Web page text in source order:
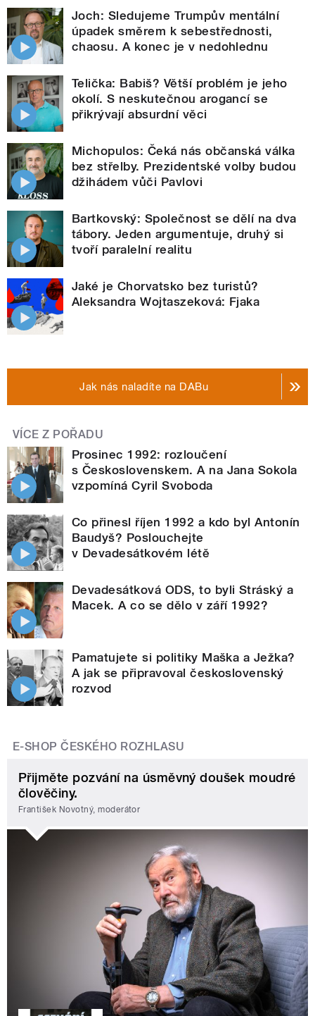
Joch: Sledujeme Trumpův mentální
úpadek směrem k sebestřednosti,
chaosu. A konec je v nedohlednu
Telička: Babiš? Větší problém je jeho
okolí. S neskutečnou arogancí se
přikrývají absurdní věci
Michopulos: Čeká nás občanská válka
bez střelby. Prezidentské volby budou
džihádem vůči Pavlovi
Bartkovský: Společnost se dělí na dva
tábory. Jeden argumentuje, druhý si
tvoří paralelní realitu
Jaké je Chorvatsko bez turistů?
Aleksandra Wojtaszeková: Fjaka
Jak nás naladíte na DABu
VÍCE Z POŘADU
Prosinec 1992: rozloučení
s Československem. A na Jana Sokola
vzpomíná Cyril Svoboda
Co přinesl říjen 1992 a kdo byl Antonín
Baudyš? Poslouchejte
v Devadesátkovém létě
Devadesátková ODS, to byli Stráský a
Macek. A co se dělo v září 1992?
Pamatujete si politiky Maška a Ježka?
A jak se připravoval československý
rozvod
E-SHOP ČESKÉHO ROZHLASU
Přijměte pozvání na úsměvný doušek moudré
člověčiny.
František Novotný, moderátor